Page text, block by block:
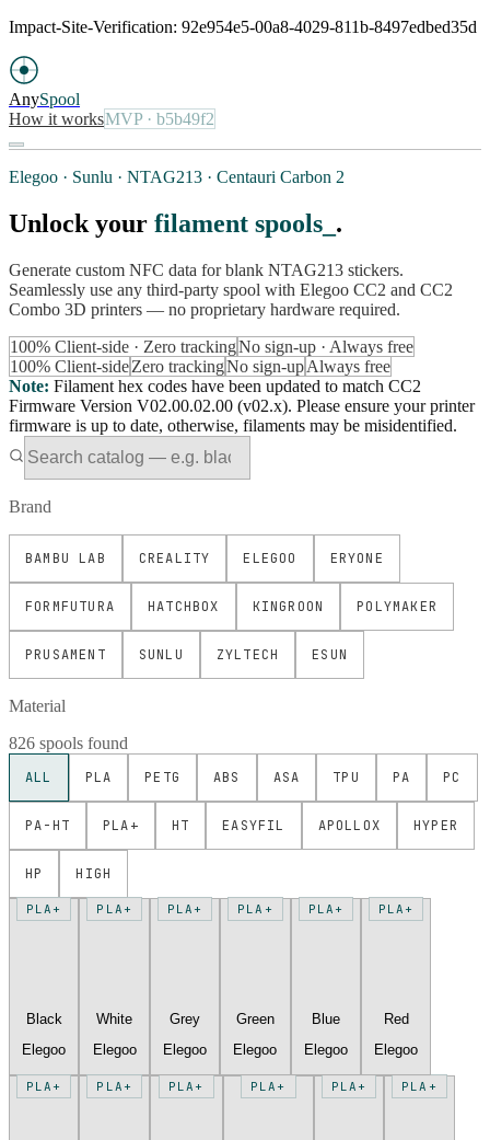
Impact-Site-Verification: 92e954e5-00a8-4029-811b-8497edbed35d
AnySpool
How it worksMVP· b5b49f2
Elegoo · Sunlu · NTAG213 · Centauri Carbon 2
Unlock your filament spools .
Generate custom NFC data for blank NTAG213 stickers.
Seamlessly use any third-party spool with Elegoo CC2 and CC2
Combo 3D printers — no proprietary hardware required.
100% Client-side · Zero trackingNo sign-up · Always free
100% Client-sideZero trackingNo sign-upAlways free
Note: Filament hex codes have been updated to match CC2
Firmware Version V02.00.02.00 (v02.x). Please ensure your printer
firmware is up to date, otherwise, filaments may be misidentified.
Brand
BAMBU LAB CREALITY ELEGOO ERYONE
FORMFUTURA HATCHBOX KINGROON POLYMAKER
PRUSAMENT SUNLU ZYLTECH ESUN
Material
826 spools found
ALL PLA PETG ABS ASA TPU PA PC
PA-HT PLA+ HT EASYFIL APOLLOX HYPER
HP HIGH
PLA+
Black
Elegoo
PLA+
White
Elegoo
PLA+
Grey
Elegoo
PLA+
Green
Elegoo
PLA+
Blue
Elegoo
PLA+
Red
Elegoo
PLA+ PLA+ PLA+ PLA+ PLA+ PLA+